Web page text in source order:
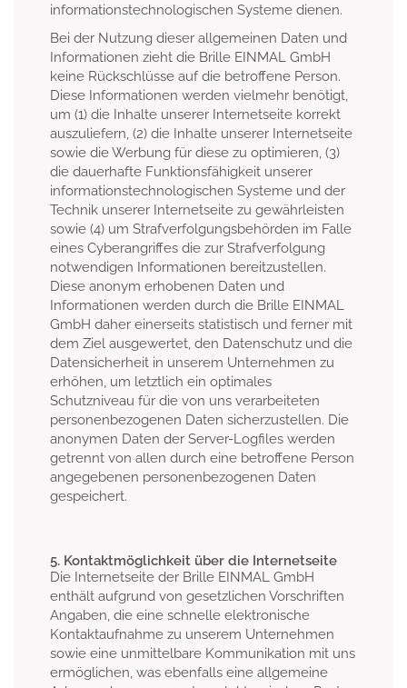
informationstechnologischen Systeme dienen.
Bei der Nutzung dieser allgemeinen Daten und
Informationen zieht die Brille EINMAL GmbH
keine Rückschlüsse auf die betroffene Person.
Diese Informationen werden vielmehr benötigt,
um (1) die Inhalte unserer Internetseite korrekt
auszuliefern, (2) die Inhalte unserer Internetseite
sowie die Werbung für diese zu optimieren, (3)
die dauerhafte Funktionsfähigkeit unserer
informationstechnologischen Systeme und der
Technik unserer Internetseite zu gewährleisten
sowie (4) um Strafverfolgungsbehörden im Falle
eines Cyberangriffes die zur Strafverfolgung
notwendigen Informationen bereitzustellen.
Diese anonym erhobenen Daten und
Informationen werden durch die Brille EINMAL
GmbH daher einerseits statistisch und ferner mit
dem Ziel ausgewertet, den Datenschutz und die
Datensicherheit in unserem Unternehmen zu
erhöhen, um letztlich ein optimales
Schutzniveau für die von uns verarbeiteten
personenbezogenen Daten sicherzustellen. Die
anonymen Daten der Server-Logfiles werden
getrennt von allen durch eine betroffene Person
angegebenen personenbezogenen Daten
gespeichert.
5. Kontaktmöglichkeit über die Internetseite
Die Internetseite der Brille EINMAL GmbH
enthält aufgrund von gesetzlichen Vorschriften
Angaben, die eine schnelle elektronische
Kontaktaufnahme zu unserem Unternehmen
sowie eine unmittelbare Kommunikation mit uns
ermöglichen, was ebenfalls eine allgemeine